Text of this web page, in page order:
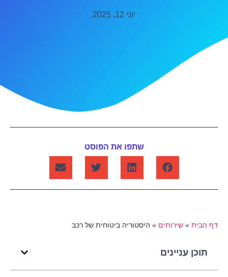
יוני 12, 2025
שתפו את הפוסט
דף הבית» שירותים» היסטוריה ביטוחית של רכב
תוכן עניינים